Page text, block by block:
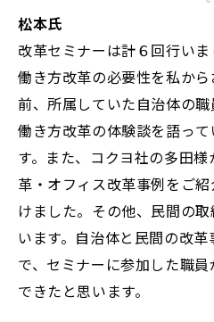
松本氏
改革セミナーは計６回行い
働き方改革の必要性を私か
前、所属していた自治体の職
働き方改革の体験談を語っ
す。また、コクヨ社の多田
革・オフィス改革事例をご
けました。その他、民間の
います。自治体と民間の改
で、セミナーに参加した職
できたと思います。